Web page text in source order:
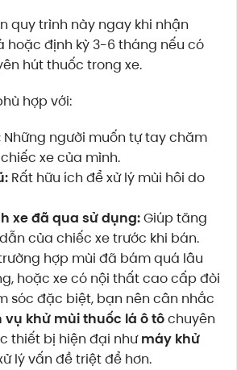
quy trình này ngay khi nhận
hoặc định kỳ 3-6 tháng nếu có
hút thuốc trong xe.
hợp với:
Những người muốn tự tay chăm
xe của mình.
Rất hữu ích để xử lý mùi hôi do
xe đã qua sử dụng:Giúp tăng
của chiếc xe trước khi bán.
hợp mùi đã bám quá lâu
hoặc xe có nội thất cao cấp đòi
sóc đặc biệt, bạn nên cân nhắc
vụ khử mùi thuốc lá ô tôchuyên
thiết bị hiện đại nhưmáy khử
lý vấn đề triệt để hơn.